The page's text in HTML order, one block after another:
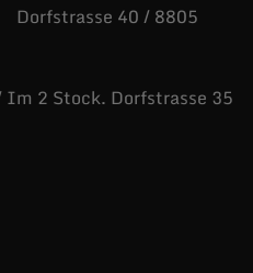
Dorfstrasse 40 / 8805
Im 2 Stock. Dorfstrasse 35